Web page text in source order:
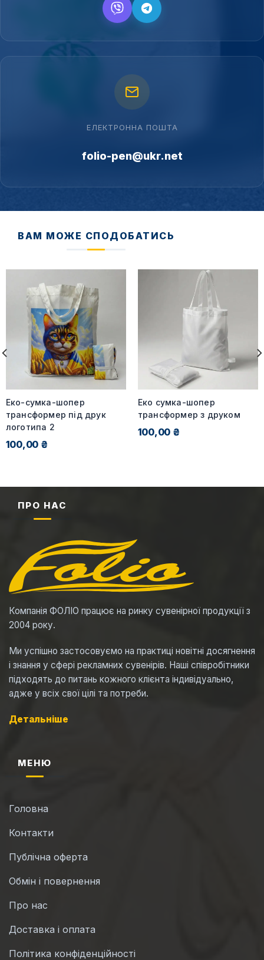
ЕЛЕКТРОННА ПОШТА
folio-pen@ukr.net
ВАМ МОЖЕ СПОДОБАТИСЬ
Еко-сумка-шопер
трансформер під друк
логотипа 2
100,00 ₴
Еко сумка-шопер
трансформер з друком
100,00 ₴
ПРО НАС
Компанія ФОЛІО працює на ринку сувенірної продукції з
2004 року.
Ми успішно застосовуємо на практиці новітні досягнення
і знання у сфері рекламних сувенірів. Наші співробітники
підходять до питань кожного клієнта індивідуально,
адже у всіх свої цілі та потреби.
Детальніше
МЕНЮ
Головна
Контакти
Публічна оферта
Обмін і повернення
Про нас
Доставка і оплата
Політика конфіденційності